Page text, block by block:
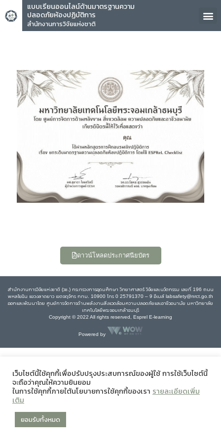
แบบเรียนออนไลน์ด้านมาตรฐานความ
ปลอดภัยห้องปฏิบัติการ
สำนักงานการวิจัยแห่งชาติ
คุณ
ดาวน์โหลดประกาศนียบัตร
สำนักงานการวิจัยแห่งชาติ (วช.) กระทรวงการอุดมศึกษา วิทยาศาสตร์ วิจัยและนวัตกรรม เลขที่ 196 ถนน
พหลโยธิน แขวงลาดยาว เขตจตุจักร กทม. 10900 โทร 0 25791370 – 9 อีเมล์ labsafety@nrct.go.th
ออกและพัฒนาโดย ศูนย์การจัดการด้านพลังงานสิ่งแวดล้อมความปลอดภัยและอาชีวอนามัย มหาวิทยาลัย
เทคโนโลยีพระจอมเกล้าธนบุรี
Copyright © 2022 All rights reserved, Esprel E-learning
Powered by
เว็บไซต์นี้ใช้คุกกี้เพื่อปรับปรุงประสบการณ์ของผู้ใช้ การใช้เว็บไซต์นี้
จะถือว่าคุณให้ความยินยอม
ในการใช้คุกกี้ภายใต้นโยบายการใช้คุกกี้ของเรา รายละเอียดเพิ่ม
เติม
ยอมรับทั้งหมด